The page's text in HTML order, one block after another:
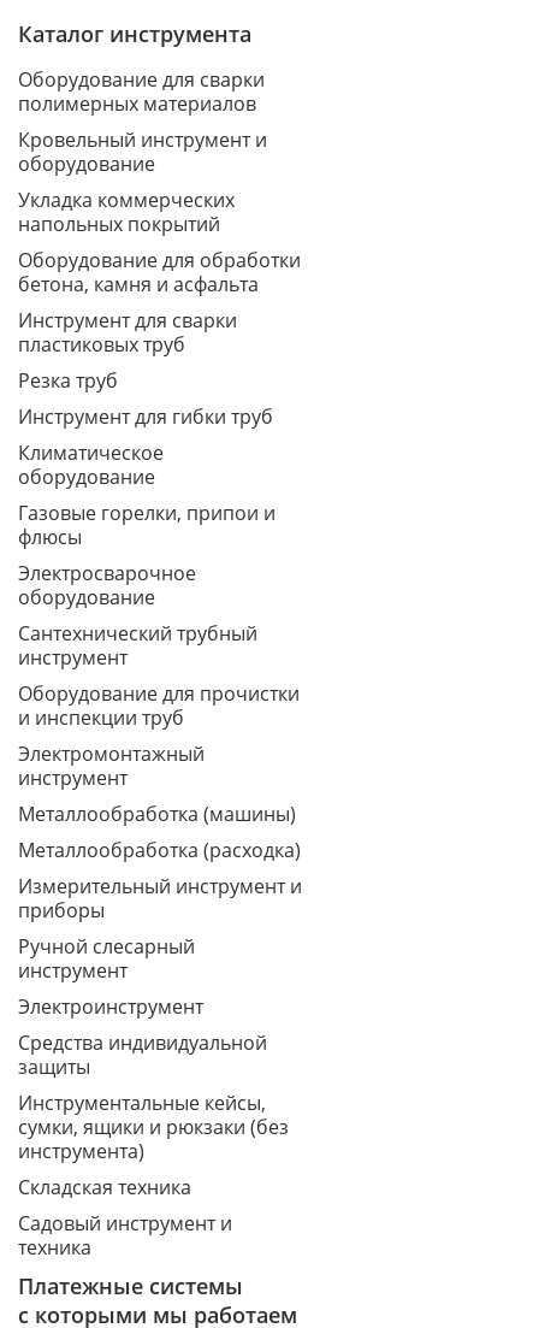
Каталог инструмента
Оборудование для сварки
полимерных материалов
Кровельный инструмент и
оборудование
Укладка коммерческих
напольных покрытий
Оборудование для обработки
бетона, камня и асфальта
Инструмент для сварки
пластиковых труб
Резка труб
Инструмент для гибки труб
Климатическое
оборудование
Газовые горелки, припои и
флюсы
Электросварочное
оборудование
Сантехнический трубный
инструмент
Оборудование для прочистки
и инспекции труб
Электромонтажный
инструмент
Металлообработка (машины)
Металлообработка (расходка)
Измерительный инструмент и
приборы
Ручной слесарный
инструмент
Электроинструмент
Средства индивидуальной
защиты
Инструментальные кейсы,
сумки, ящики и рюкзаки (без
инструмента)
Складская техника
Садовый инструмент и
техника
Платежные системы
с которыми мы работаем